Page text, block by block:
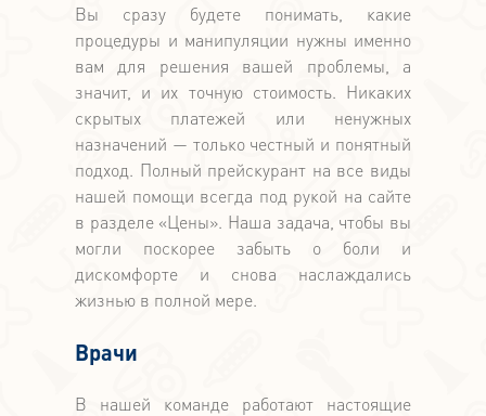
Вы сразу будете понимать, какие
процедуры и манипуляции нужны именно
вам для решения вашей проблемы, а
значит, и их точную стоимость. Никаких
скрытых платежей или ненужных
назначений — только честный и понятный
подход. Полный прейскурант на все виды
нашей помощи всегда под рукой на сайте
в разделе «Цены». Наша задача, чтобы вы
могли поскорее забыть о боли и
дискомфорте и снова наслаждались
жизнью в полной мере.
Врачи
В нашей команде работают настоящие